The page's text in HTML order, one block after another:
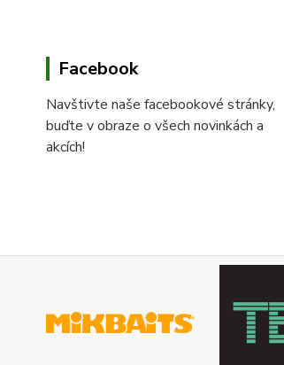
Facebook
Navštivte naše facebookové stránky,
buďte v obraze o všech novinkách a
akcích!